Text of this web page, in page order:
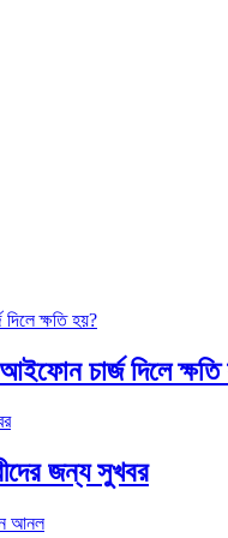
চার্জ দিলে
জন্য সুখবর